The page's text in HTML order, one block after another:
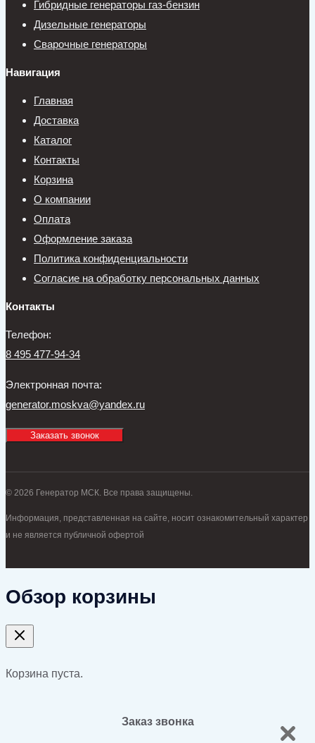
Гибридные генераторы газ-бензин
Дизельные генераторы
Сварочные генераторы
Навигация
Главная
Доставка
Каталог
Контакты
Корзина
О компании
Оплата
Оформление заказа
Политика конфиденциальности
Согласие на обработку персональных данных
Контакты
Телефон:
8 495 477-94-34
Электронная почта:
generator.moskva@yandex.ru
Заказать звонок
© 2026 Генератор МСК. Все права защищены.
Информация, представленная на сайте, носит ознакомительный характер
и не является публичной офертой
Обзор корзины
Корзина пуста.
Заказ звонка